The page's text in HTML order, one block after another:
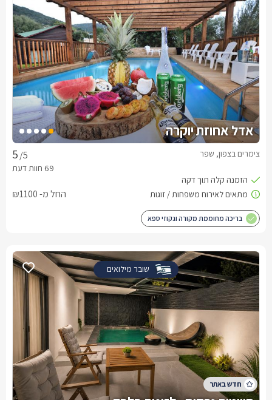
אדל אחוזת יוקרה
/5 צימרים בצפון, שפר
החל מ- ₪1100
בריכה מחוממת מקורה וגקוזי ספא
שובר מילואים